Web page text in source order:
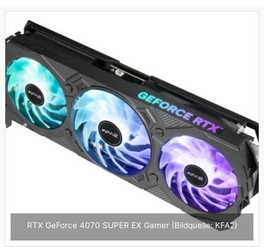
RTX GeForce 4070 SUPER EX Gamer (Bildquelle: KFA2)
Previous Next